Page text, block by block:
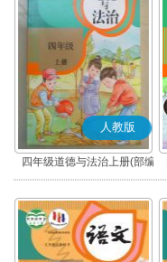
人教版
四年级道德与法治上册(部编
版)